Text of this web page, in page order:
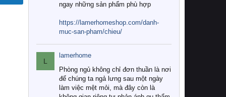
ngay những sản phẩm phù hợp
https://lamerhomeshop.com/danh-
muc-san-pham/chieu/
L
lamerhome
Phòng ngủ không chỉ đơn thuần là nơi
để chúng ta ngả lưng sau một ngày
làm việc mệt mỏi, mà đây còn là